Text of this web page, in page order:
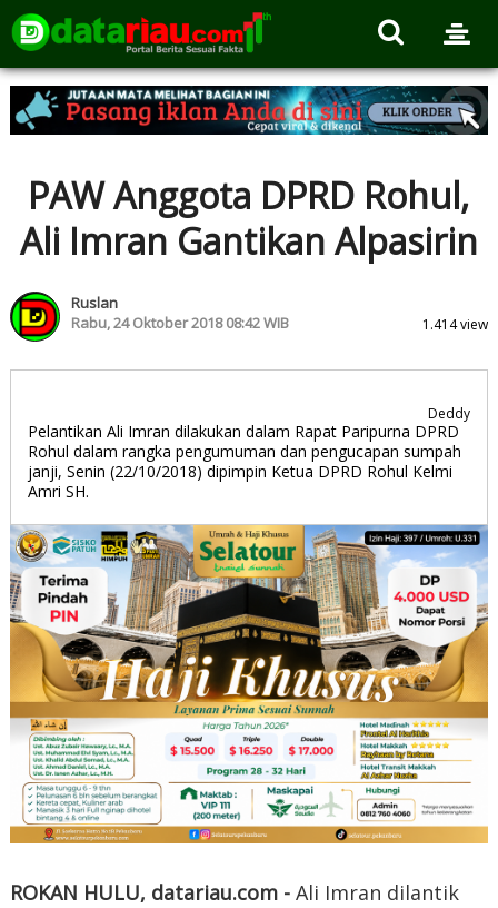
PAW Anggota DPRD Rohul,
Ali Imran Gantikan Alpasirin
Ruslan
Rabu, 24 Oktober 2018 08:42 WIB
1.414 view
Deddy
Pelantikan Ali Imran dilakukan dalam Rapat Paripurna DPRD
Rohul dalam rangka pengumuman dan pengucapan sumpah
janji, Senin (22/10/2018) dipimpin Ketua DPRD Rohul Kelmi
Amri SH.
ROKAN HULU, datariau.com - Ali Imran dilantik